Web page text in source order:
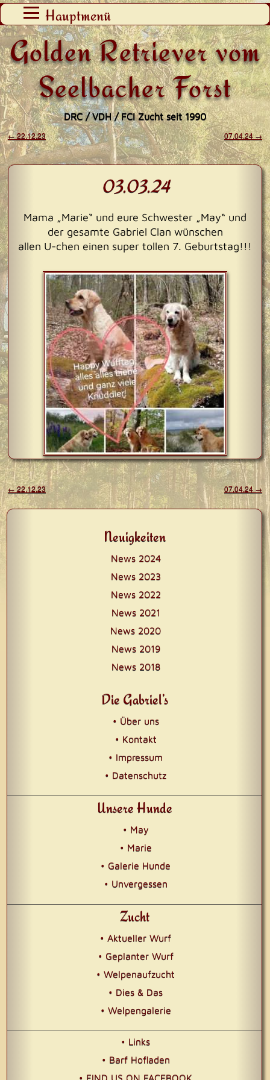
Golden Retriever vom
Seelbacher Forst
DRC / VDH / FCI Zucht seit 1990
Hauptmenü
Zum
Inhalt
springen
Beitragsnavigation
←22.12.23 07.04.24→
03.03.24
Mama „Marie“ und eure Schwester „May“ und
der gesamte Gabriel Clan wünschen
allen U-chen einen super tollen 7. Geburtstag!!!
Beitragsnavigation
←22.12.23 07.04.24→
Neuigkeiten
News 2024
News 2023
News 2022
News 2021
News 2020
News 2019
News 2018
Die Gabriel’s
• Über uns
• Kontakt
• Impressum
• Datenschutz
Unsere Hunde
• May
• Marie
• Galerie Hunde
• Unvergessen
Zucht
• Aktueller Wurf
• Geplanter Wurf
• Welpenaufzucht
• Dies & Das
• Welpengalerie
• Links
• Barf Hofladen
• FIND US ON FACEBOOK